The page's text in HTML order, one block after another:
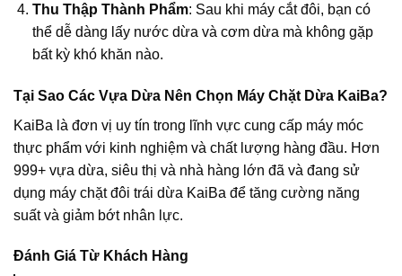
Thu Thập Thành Phẩm: Sau khi máy cắt đôi, bạn có
thể dễ dàng lấy nước dừa và cơm dừa mà không gặp
bất kỳ khó khăn nào.
Tại Sao Các Vựa Dừa Nên Chọn Máy Chặt Dừa KaiBa?
KaiBa là đơn vị uy tín trong lĩnh vực cung cấp máy móc
thực phẩm với kinh nghiệm và chất lượng hàng đầu. Hơn
999+ vựa dừa, siêu thị và nhà hàng lớn đã và đang sử
dụng máy chặt đôi trái dừa KaiBa để tăng cường năng
suất và giảm bớt nhân lực.
Đánh Giá Từ Khách Hàng